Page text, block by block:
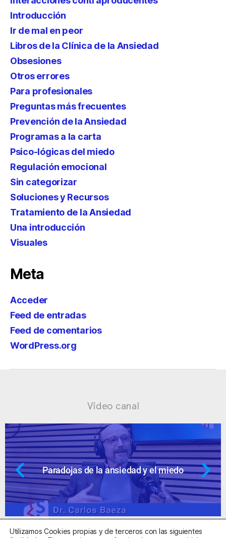
Introducción
Ir de mal en peor
Libros de la Clínica de la Ansiedad
Obsesiones
Otros errores
Para profesionales
Preguntas más frecuentes
Prevención de la Ansiedad
Programas a la carta
Psico-lógicas del miedo
Regulación emocional
Sin categorizar
Soluciones y Recursos
Tratamiento de la Ansiedad
Una introducción
Visuales
Meta
Acceder
Feed de entradas
Feed de comentarios
WordPress.org
Vídeo canal
Ansiedad: supuestos cuestionables
Utilizamos Cookies propias y de terceros con las siguientes